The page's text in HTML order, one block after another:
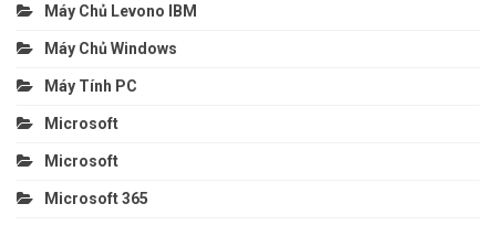
Máy Chủ Levono IBM
Máy Chủ Windows
Máy Tính PC
Microsoft
Microsoft
Microsoft 365